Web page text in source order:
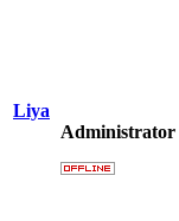
Liya
Administrator